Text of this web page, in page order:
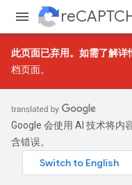
此页面已弃用。如需了解详
档页面。
Google 会使用 AI 技术将内
含错误。